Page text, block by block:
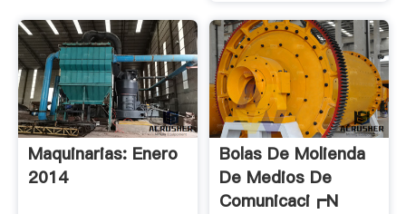
Maquinarias: Enero
2014
Bolas De Molienda
De Medios De
Comunicaci┏n